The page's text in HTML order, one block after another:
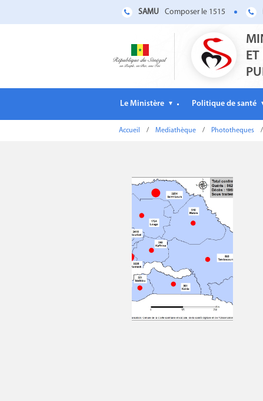
SAMU Composer le 1515
Le Ministère ▼ Politique de santé
Accueil / Mediathèque / Phototheques /